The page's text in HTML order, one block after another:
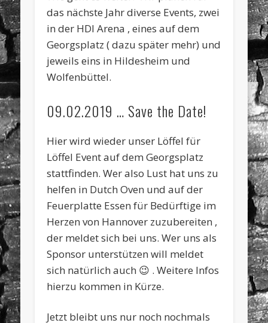
das nächste Jahr diverse Events, zwei
in der HDI Arena , eines auf dem
Georgsplatz ( dazu später mehr) und
jeweils eins in Hildesheim und
Wolfenbüttel.
09.02.2019 … Save the Date!
Hier wird wieder unser Löffel für
Löffel Event auf dem Georgsplatz
stattfinden. Wer also Lust hat uns zu
helfen in Dutch Oven und auf der
Feuerplatte Essen für Bedürftige im
Herzen von Hannover zuzubereiten ,
der meldet sich bei uns. Wer uns als
Sponsor unterstützen will meldet
sich natürlich auch 😉 . Weitere Infos
hierzu kommen in Kürze.
Jetzt bleibt uns nur noch nochmals